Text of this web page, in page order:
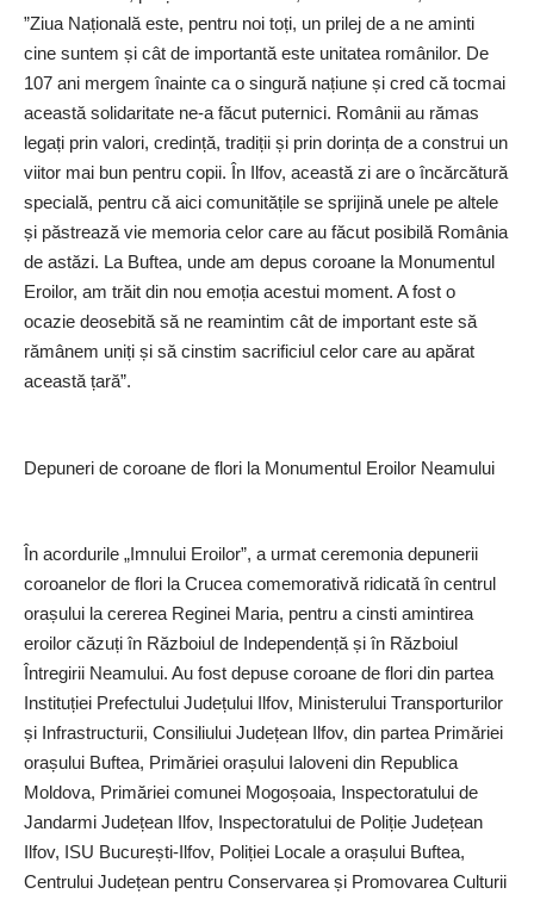
”Ziua Națională este, pentru noi toți, un prilej de a ne aminti
cine suntem și cât de importantă este unitatea românilor. De
107 ani mergem înainte ca o singură națiune și cred că tocmai
această solidaritate ne-a făcut puternici. Românii au rămas
legați prin valori, credință, tradiții și prin dorința de a construi un
viitor mai bun pentru copii. În Ilfov, această zi are o încărcătură
specială, pentru că aici comunitățile se sprijină unele pe altele
și păstrează vie memoria celor care au făcut posibilă România
de astăzi. La Buftea, unde am depus coroane la Monumentul
Eroilor, am trăit din nou emoția acestui moment. A fost o
ocazie deosebită să ne reamintim cât de important este să
rămânem uniți și să cinstim sacrificiul celor care au apărat
această țară”.
Depuneri de coroane de flori la Monumentul Eroilor Neamului
În acordurile „Imnului Eroilor”, a urmat ceremonia depunerii
coroanelor de flori la Crucea comemorativă ridicată în centrul
orașului la cererea Reginei Maria, pentru a cinsti amintirea
eroilor căzuți în Războiul de Independență și în Războiul
Întregirii Neamului. Au fost depuse coroane de flori din partea
Instituției Prefectului Județului Ilfov, Ministerului Transporturilor
și Infrastructurii, Consiliului Județean Ilfov, din partea Primăriei
orașului Buftea, Primăriei orașului Ialoveni din Republica
Moldova, Primăriei comunei Mogoșoaia, Inspectoratului de
Jandarmi Județean Ilfov, Inspectoratului de Poliție Județean
Ilfov, ISU București-Ilfov, Poliției Locale a orașului Buftea,
Centrului Județean pentru Conservarea și Promovarea Culturii